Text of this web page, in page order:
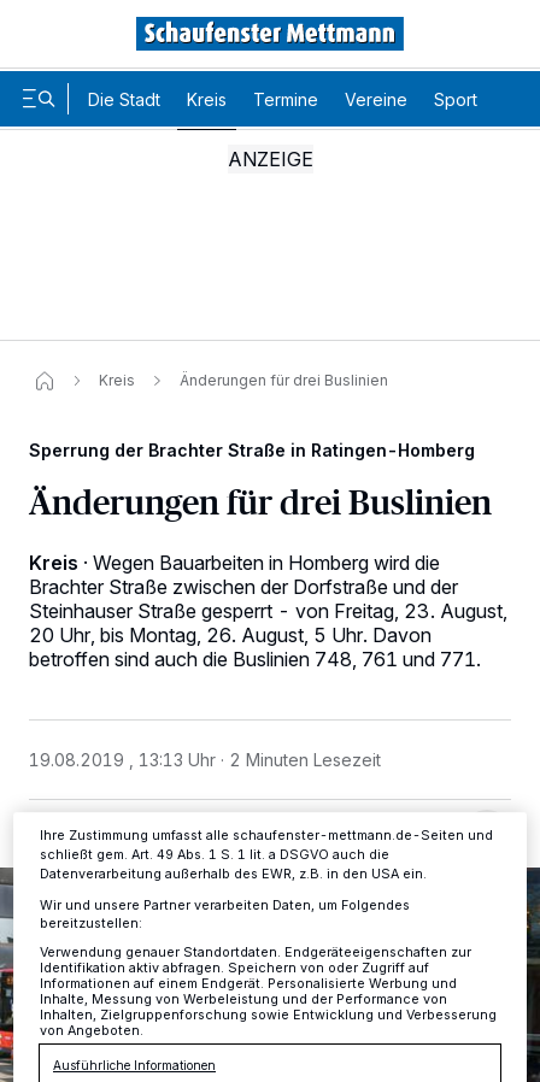
Die Stadt Kreis Termine Vereine Sport
Kreis Änderungen für drei Buslinien
Sperrung der Brachter Straße in Ratingen-Homberg
Änderungen für drei Buslinien
Kreis · Wegen Bauarbeiten in Homberg wird die
Brachter Straße zwischen der Dorfstraße und der
Steinhauser Straße gesperrt - von Freitag, 23. August,
20 Uhr, bis Montag, 26. August, 5 Uhr. Davon
betroffen sind auch die Buslinien 748, 761 und 771.
19.08.2019 , 13:13 Uhr 2 Minuten Lesezeit
Wir und unsere218 -Partner speichern und greifen auf
personenbezogene Daten wie Browserdaten oder eindeutige
Kennungen auf Ihrem Gerät zu. Durch Auswahl von OK aktivieren Sie
Tracking-Technologien für die unter „Wir und unsere Partner
verarbeiten Daten, um Ihnen Dienste bereitzustellen“ aufgeführten
Einstellungen oder Ablehnen am unteren Rand der Webseite klicken.
Informationen finden Sie in unserer Datenschutzerklärung.
Ihre Zustimmung umfasst alle schaufenster-mettmann.de-Seiten und
schließt gem. Art. 49 Abs. 1 S. 1 lit. a DSGVO auch die
Datenverarbeitung außerhalb des EWR, z.B. in den USA ein.
Wir und unsere Partner verarbeiten Daten, um Folgendes
bereitzustellen:
Verwendung genauer Standortdaten. Endgeräteeigenschaften zur
Identifikation aktiv abfragen. Speichern von oder Zugriff auf
Informationen auf einem Endgerät. Personalisierte Werbung und
Inhalte, Messung von Werbeleistung und der Performance von
Inhalten, Zielgruppenforschung sowie Entwicklung und Verbesserung
von Angeboten.
Ausführliche Informationen